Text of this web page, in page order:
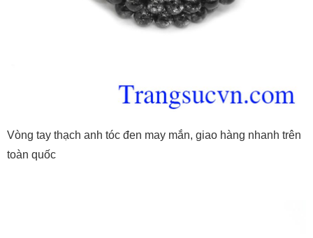
Vòng tay thạch anh tóc đen may mắn, giao hàng nhanh trên
toàn quốc